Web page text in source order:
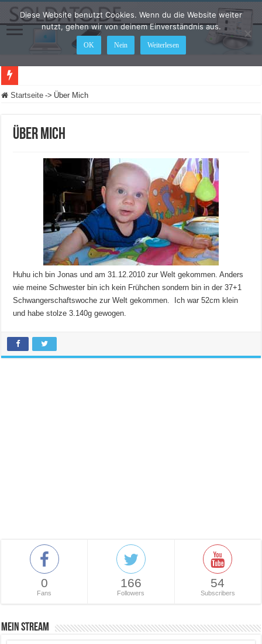
LEGO Star Wars: Die Skywalker Saga – Hier sind alle Cheat Codes für das Spiel
Startseite -> Über Mich
Über Mich
Huhu ich bin Jonas und am 31.12.2010 zur Welt gekommen. Anders
wie meine Schwester bin ich kein Frühchen sondern bin in der 37+1
Schwangerschaftswoche zur Welt gekommen. Ich war 52cm klein
und habe stolze 3.140g gewogen.
0
Fans
166
Followers
54
Subscribers
Mein Stream
Diese Website benutzt Cookies. Wenn du die Website weiter
nutzt, gehen wir von deinem Einverständnis aus.
OK Nein Weiterlesen